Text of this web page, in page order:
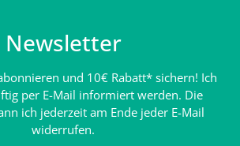
Newsletter
und 10€ Rabatt* sichern! Ich
per E-Mail informiert werden. Die
ich jederzeit am Ende jeder E-Mail
widerrufen.